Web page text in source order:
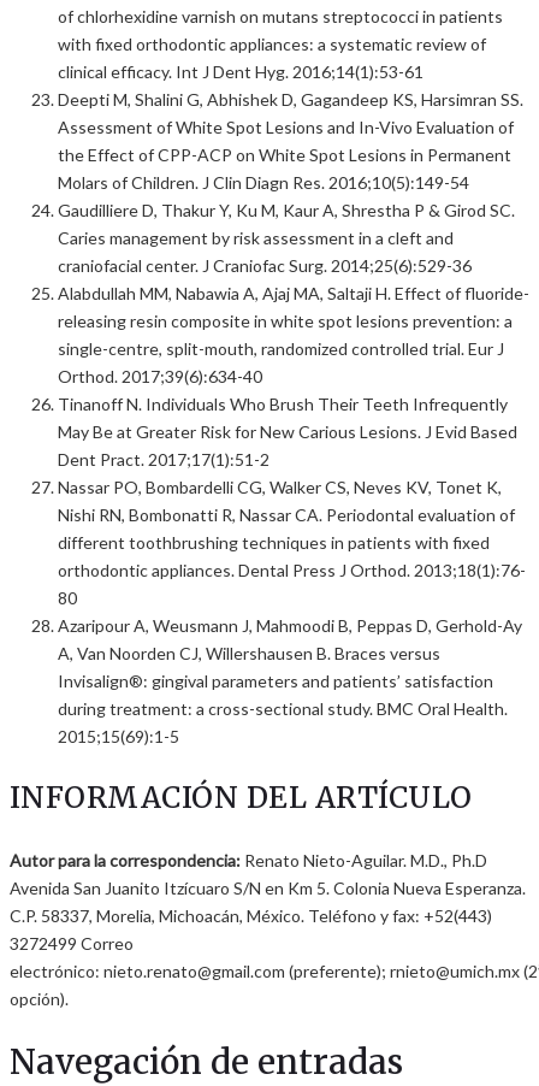
of chlorhexidine varnish on mutans streptococci in patients
with fixed orthodontic appliances: a systematic review of
clinical efficacy. Int J Dent Hyg. 2016;14(1):53-61
Deepti M, Shalini G, Abhishek D, Gagandeep KS, Harsimran SS.
Assessment of White Spot Lesions and In-Vivo Evaluation of
the Effect of CPP-ACP on White Spot Lesions in Permanent
Molars of Children. J Clin Diagn Res. 2016;10(5):149-54
Gaudilliere D, Thakur Y, Ku M, Kaur A, Shrestha P & Girod SC.
Caries management by risk assessment in a cleft and
craniofacial center. J Craniofac Surg. 2014;25(6):529-36
Alabdullah MM, Nabawia A, Ajaj MA, Saltaji H. Effect of fluoride-
releasing resin composite in white spot lesions prevention: a
single-centre, split-mouth, randomized controlled trial. Eur J
Orthod. 2017;39(6):634-40
Tinanoff N. Individuals Who Brush Their Teeth Infrequently
May Be at Greater Risk for New Carious Lesions. J Evid Based
Dent Pract. 2017;17(1):51-2
Nassar PO, Bombardelli CG, Walker CS, Neves KV, Tonet K,
Nishi RN, Bombonatti R, Nassar CA. Periodontal evaluation of
different toothbrushing techniques in patients with fixed
orthodontic appliances. Dental Press J Orthod. 2013;18(1):76-
80
Azaripour A, Weusmann J, Mahmoodi B, Peppas D, Gerhold-Ay
A, Van Noorden CJ, Willershausen B. Braces versus
Invisalign®: gingival parameters and patients’ satisfaction
during treatment: a cross-sectional study. BMC Oral Health.
2015;15(69):1-5
INFORMACIÓN DEL ARTÍCULO
Autor para la correspondencia: Renato Nieto-Aguilar. M.D., Ph.D
Avenida San Juanito Itzícuaro S/N en Km 5. Colonia Nueva Esperanza.
C.P. 58337, Morelia, Michoacán, México. Teléfono y fax: +52(443)
3272499 Correo
electrónico: nieto.renato@gmail.com (preferente); rnieto@umich.mx
opción).
Navegación de entradas